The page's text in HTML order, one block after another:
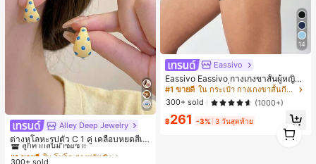
Alley Deep Jewelry
ต่างหูโลหะรูปตัว C 1 คู่ เคลือบหยดสีเห
ลือง ลายจุดสีน้ำเงิน สไตล์ยุโรปและอเม
ริกัน แฟชั่นส่วนตัว หวานและสง่างาม
#1 ขายดี ใน โบโฮ ต่างหูผู้หญิง
ลูกค้ากลับมาซื้อซ้ำ!
เกือบหมดแล้ว!
#1 ขายดี ใน โบโฮ ต่างหูผู้หญิง
#1 ขายดี ใน โบโฮ ต่างหูผู้หญิง
300+ sold
14
Eassivo
Eassivo Eassivo กางเกงขาสั้นผู้หญิงรั
น 2 ใน 1 ฤดูร้อนที่สบายและกางเกงขา
สั้นพรางแสงแดด
#1 ขายดี
ใน กระเป๋า กางเกงขาสั้นกีฬาผู้หญิง
300+ sold
(1000+)
฿261 -3% 3 วันสุดท้าย
1